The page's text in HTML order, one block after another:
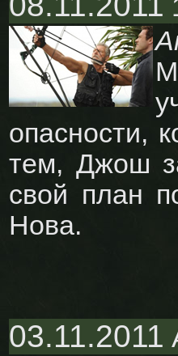
опасности,
тем, Джош
свой план
Нова.
03.11.2011